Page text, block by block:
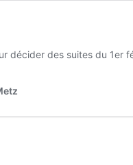
décider des suites du